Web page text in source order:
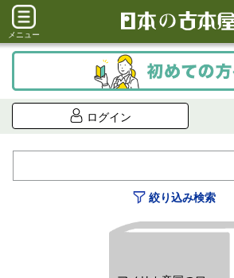
メニュー
ログイン
絞り込み検索